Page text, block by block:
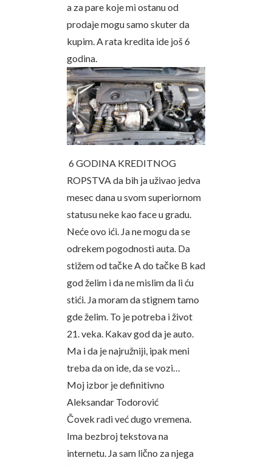
a za pare koje mi ostanu od
prodaje mogu samo skuter da
kupim. A rata kredita ide još 6
godina.
6 GODINA KREDITNOG
ROPSTVA da bih ja uživao jedva
mesec dana u svom superiornom
statusu neke kao face u gradu.
Neće ovo ići. Ja ne mogu da se
odrekem pogodnosti auta. Da
stižem od tačke A do tačke B kad
god želim i da ne mislim da li ću
stići. Ja moram da stignem tamo
gde želim. To je potreba i život
21. veka. Kakav god da je auto.
Ma i da je najružniji, ipak meni
treba da on ide, da se vozi…
Moj izbor je definitivno
Aleksandar Todorović
Čovek radi već dugo vremena.
Ima bezbroj tekstova na
internetu. Ja sam lično za njega